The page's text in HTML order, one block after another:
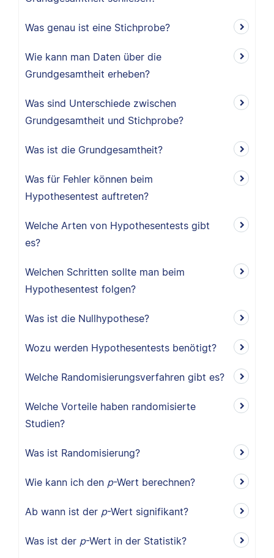
Was genau ist eine Stichprobe?
Wie kann man Daten über die
Grundgesamtheit erheben?
Was sind Unterschiede zwischen
Grundgesamtheit und Stichprobe?
Was ist die Grundgesamtheit?
Was für Fehler können beim
Hypothesentest auftreten?
Welche Arten von Hypothesentests gibt
es?
Welchen Schritten sollte man beim
Hypothesentest folgen?
Was ist die Nullhypothese?
Wozu werden Hypothesentests benötigt?
Welche Randomisierungsverfahren gibt es?
Welche Vorteile haben randomisierte
Studien?
Was ist Randomisierung?
Wie kann ich den p-Wert berechnen?
Ab wann ist der p-Wert signifikant?
Was ist der p-Wert in der Statistik?